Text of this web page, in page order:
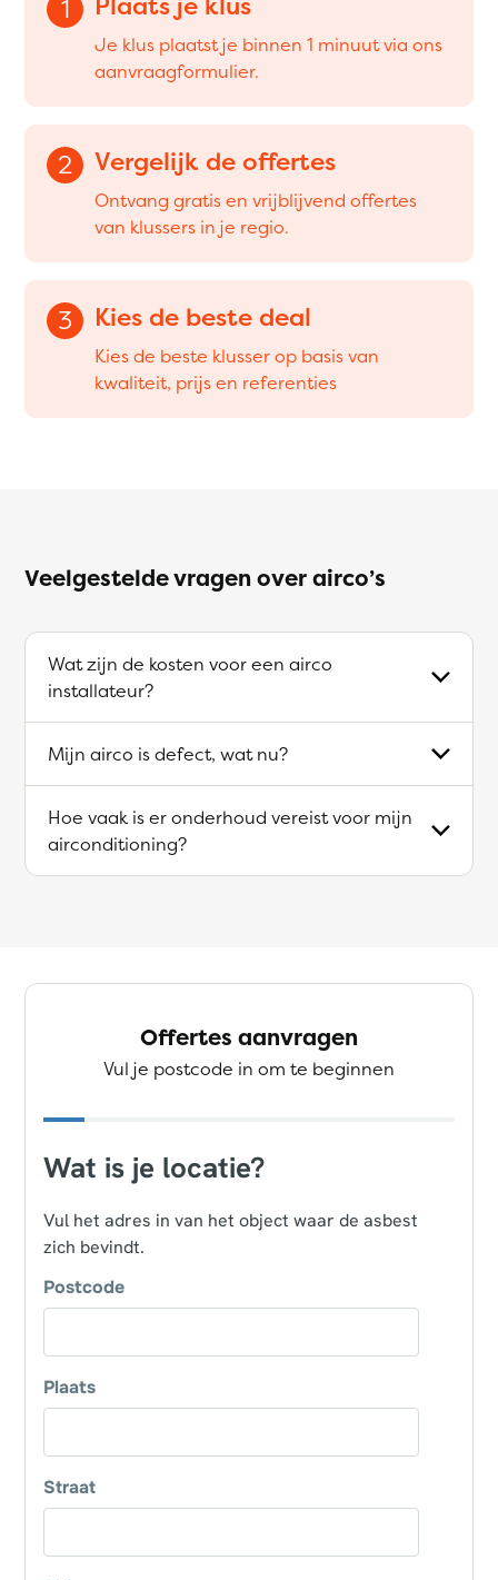
1
Je klus plaatst je binnen 1 minuut via ons
aanvraagformulier.
2 Vergelijk de offertes
Ontvang gratis en vrijblijvend offertes
van klussers in je regio.
3 Kies de beste deal
Kies de beste klusser op basis van
kwaliteit, prijs en referenties
Veelgestelde vragen over airco’s
Wat zijn de kosten voor een airco
installateur?
Mijn airco is defect, wat nu?
Hoe vaak is er onderhoud vereist voor mijn
airconditioning?
Offertes aanvragen
Vul je postcode in om te beginnen